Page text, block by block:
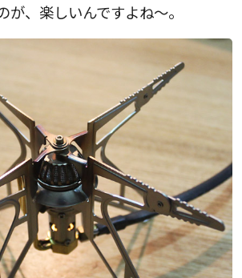
が、楽しいんですよね〜。